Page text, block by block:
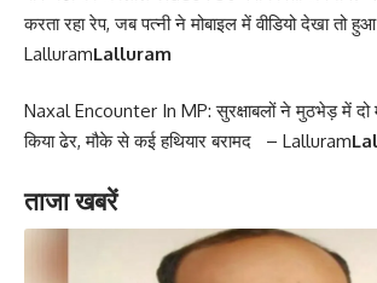
करता रहा रेप, जब पत्नी ने मोबाइल में वीडियो देखा तो
LalluramLalluram
Naxal Encounter In MP: सुरक्षाबलों ने मुठभेड़ में दो
किया ढेर, मौके से कई हथियार बरामद – Lalluram
ताजा खबरें